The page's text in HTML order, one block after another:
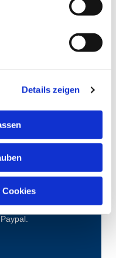
Details zeigen
Button"
Zweck spenden. Sie